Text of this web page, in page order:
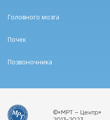
Головного мозга
Почек
Позвоночника
©«МРТ – Центр»